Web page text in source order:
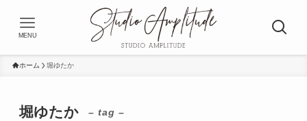
MENU
ホーム 堀ゆたか
堀ゆたか – tag –